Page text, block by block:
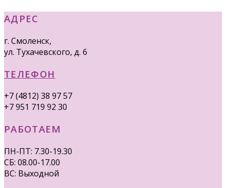
АДРЕС
г. Смоленск,
ул. Тухачевского, д. 6
ТЕЛЕФОН
+7 (4812) 38 97 57
+7 951 719 92 30
РАБОТАЕМ
ПН-ПТ: 7.30-19.30
СБ: 08.00-17.00
ВС: Выходной